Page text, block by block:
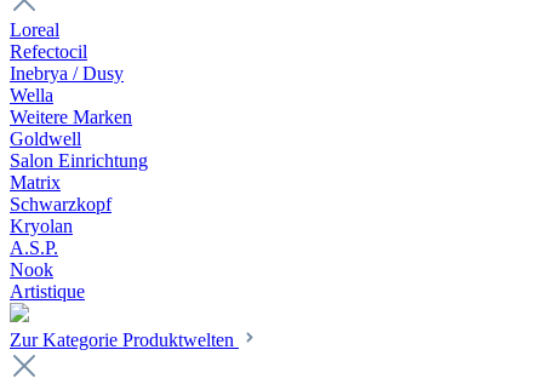
Loreal
Refectocil
Inebrya / Dusy
Wella
Weitere Marken
Goldwell
Salon Einrichtung
Matrix
Schwarzkopf
Kryolan
A.S.P.
Nook
Artistique
Zur Kategorie Produktwelten